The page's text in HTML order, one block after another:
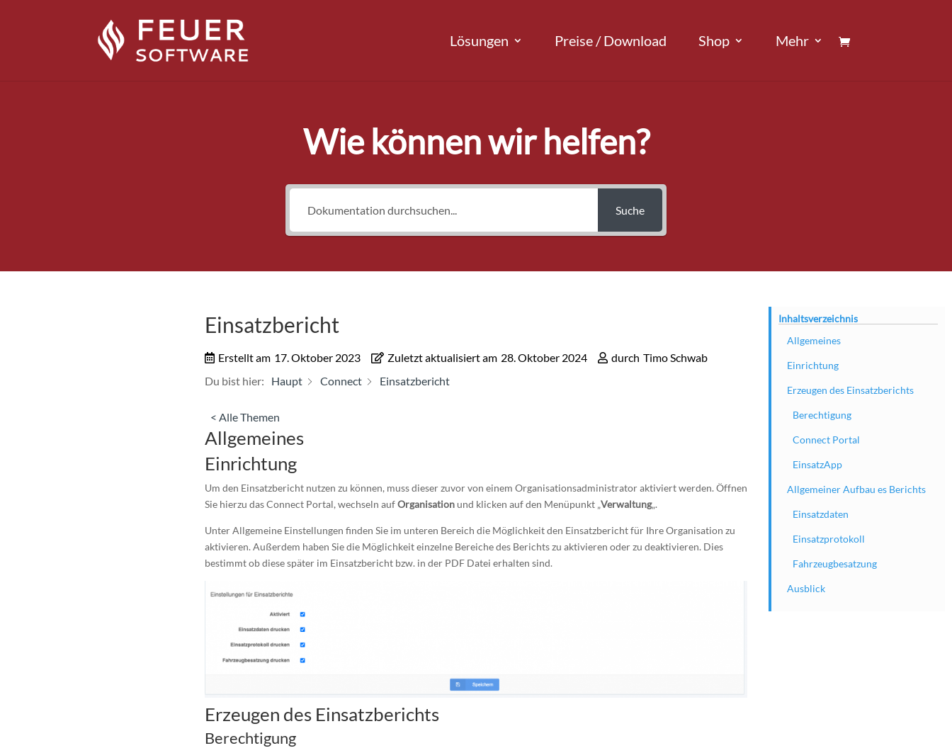
Lösungen Preise / Download Shop Mehr
Wie können wir helfen?
Suche
Einsatzbericht
Erstellt am 17. Oktober 2023 Zuletzt aktualisiert am 28. Oktober 2024 durch Timo Schwab
Du bist hier:
Haupt Connect Einsatzbericht
< Alle Themen
Allgemeines
Einrichtung
Um den Einsatzbericht nutzen zu können, muss dieser zuvor von einem Organisationsadministrator aktiviert werden. Öffnen
Sie hierzu das Connect Portal, wechseln aufOrganisationund klicken auf den Menüpunkt „Verwaltung„.
Unter Allgemeine Einstellungen finden Sie im unteren Bereich die Möglichkeit den Einsatzbericht für Ihre Organisation zu
aktivieren. Außerdem haben Sie die Möglichkeit einzelne Bereiche des Berichts zu aktivieren oder zu deaktivieren. Dies
bestimmt ob diese später im Einsatzbericht bzw. in der PDF Datei erhalten sind.
Erzeugen des Einsatzberichts
Berechtigung
Inhaltsverzeichnis
Allgemeines
Einrichtung
Erzeugen des Einsatzberichts
Berechtigung
Connect Portal
EinsatzApp
Allgemeiner Aufbau es Berichts
Einsatzdaten
Einsatzprotokoll
Fahrzeugbesatzung
Ausblick